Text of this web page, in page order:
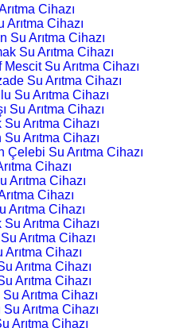
Cihazı
Arıtma Cihazı
Su Arıtma Cihazı
Su Arıtma Cihazı
Mescit Su Arıtma Cihazı
Su Arıtma Cihazı
Su Arıtma Cihazı
Su Arıtma Cihazı
Su Arıtma Cihazı
Arıtma Cihazı
Çelebi Su Arıtma Cihazı
Cihazı
Arıtma Cihazı
Cihazı
Arıtma Cihazı
Arıtma Cihazı
Arıtma Cihazı
Cihazı
Arıtma Cihazı
Arıtma Cihazı
Su Arıtma Cihazı
Arıtma Cihazı
Arıtma Cihazı